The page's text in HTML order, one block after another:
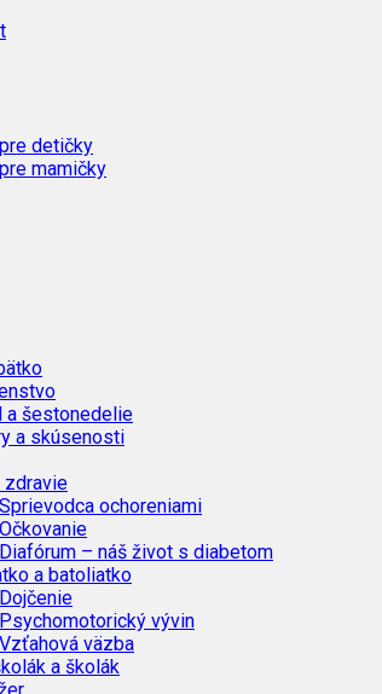
detičky
mamičky
a šestonedelie
a skúsenosti
zdravie
Sprievodca ochoreniami
Očkovanie
Diafórum – náš život s diabetom
a batoliatko
Dojčenie
Psychomotorický vývin
Vzťahová väzba
a školák